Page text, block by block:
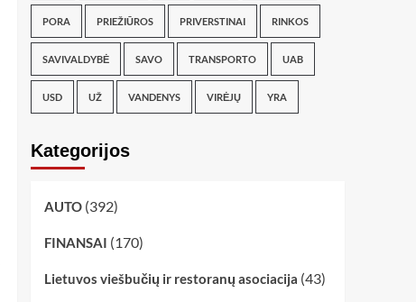
PORA PRIEŽIŪROS PRIVERSTINAI RINKOS
SAVIVALDYBĖ SAVO TRANSPORTO UAB
USD UŽ VANDENYS VIRĖJŲ YRA
Kategorijos
AUTO(392)
FINANSAI (170)
Lietuvos viešbučių ir restoranų asociacija (43)